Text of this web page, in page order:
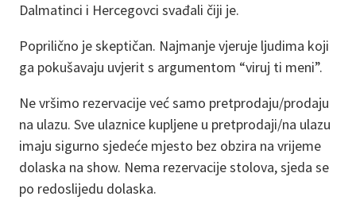
Dalmatinci i Hercegovci svađali čiji je.
Poprilično je skeptičan. Najmanje vjeruje ljudima koji
ga pokušavaju uvjerit s argumentom “viruj ti meni”.
Ne vršimo rezervacije već samo pretprodaju/prodaju
na ulazu. Sve ulaznice kupljene u pretprodaji/na ulazu
imaju sigurno sjedeće mjesto bez obzira na vrijeme
dolaska na show. Nema rezervacije stolova, sjeda se
po redoslijedu dolaska.